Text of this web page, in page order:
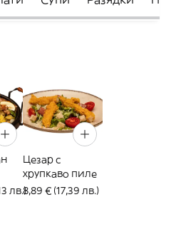
лв.)
Цезар с
хрупкаво пиле
8,89 € (17,39 лв.)